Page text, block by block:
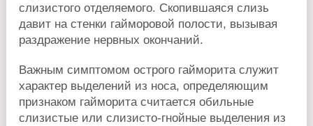
слизистого отделяемого. Скопившаяся слизь
давит на стенки гайморовой полости, вызывая
раздражение нервных окончаний.
Важным симптомом острого гайморита служит
характер выделений из носа, определяющим
признаком гайморита считается обильные
слизистые или слизисто-гнойные выделения из